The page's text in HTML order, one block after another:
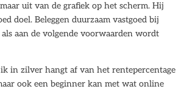
uit van de grafiek op het scherm. Hij
doel. Beleggen duurzaam vastgoed bij
aan de volgende voorwaarden wordt
in zilver hangt af van het rentepercentage
ook een beginner kan met wat online